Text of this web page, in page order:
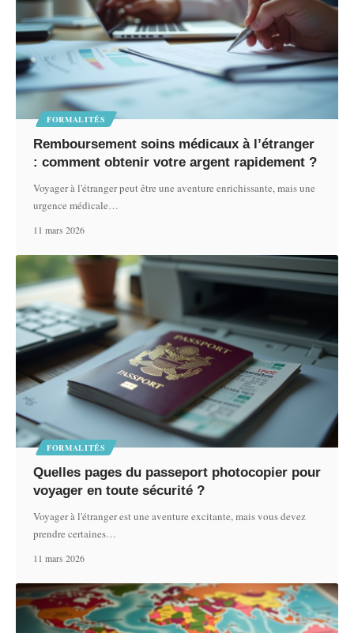
FORMALITÉS
Remboursement soins médicaux à l’étranger
: comment obtenir votre argent rapidement ?
Voyager à l'étranger peut être une aventure enrichissante, mais une
urgence médicale…
11 mars 2026
FORMALITÉS
Quelles pages du passeport photocopier pour
voyager en toute sécurité ?
Voyager à l'étranger est une aventure excitante, mais vous devez
prendre certaines…
11 mars 2026